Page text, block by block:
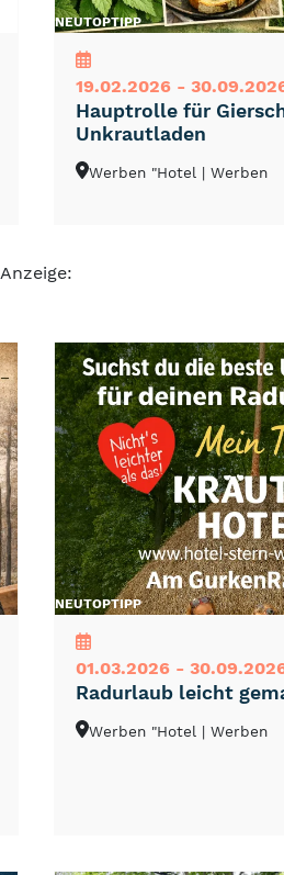
NEUTOPTIPP
19.02.2026 -
Hauptrolle für
Unkrautladen
Werben "Hotel | Werben
NEUTOPTIPP
01.03.2026 -
Radurlaub leicht
Werben "Hotel | Werben
Anzeige: